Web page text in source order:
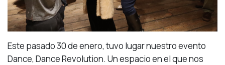
Este pasado 30 de enero, tuvo lugar nuestro evento
Dance, Dance Revolution. Un espacio en el que nos